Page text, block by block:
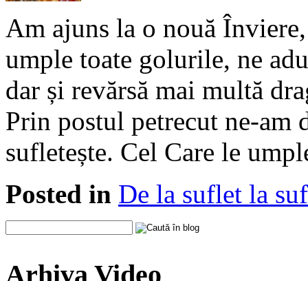
Am ajuns la o nouă
umple toate golurile, ne
dar și revărsă mai multă
Prin postul petrecut ne-am
sufletește. Cel Care le
Posted in De la suflet la
Arhiva Video